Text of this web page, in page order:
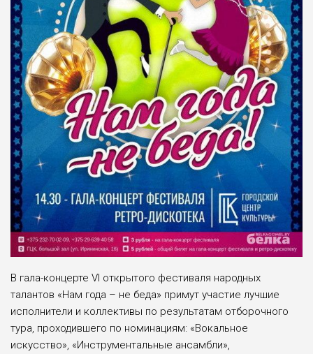
В гала-концерте VI открытого фестиваля народных
талантов «Нам года – не беда» примут участие лучшие
исполнители и коллективы по результатам отборочного
тура, проходившего по номинациям: «Вокальное
искусство», «Инструментальные ансамбли»,